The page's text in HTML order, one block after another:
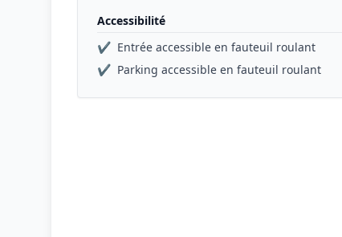
Accessibilité
✔ Entrée accessible en fauteuil roulant
✔ Parking accessible en fauteuil roulant